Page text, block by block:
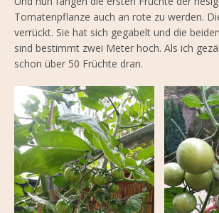
Tomatenpflanze auch an rote zu werden.
verrückt. Sie hat sich gegabelt und die
sind bestimmt zwei Meter hoch. Als ich
schon über 50 Früchte dran.